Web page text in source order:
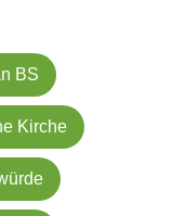
BS
Kirche